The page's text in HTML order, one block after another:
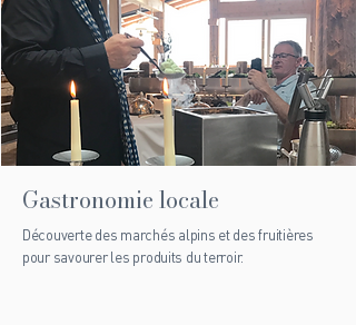
Gastronomie locale
Découverte des marchés alpins et des fruitières
pour savourer les produits du terroir.